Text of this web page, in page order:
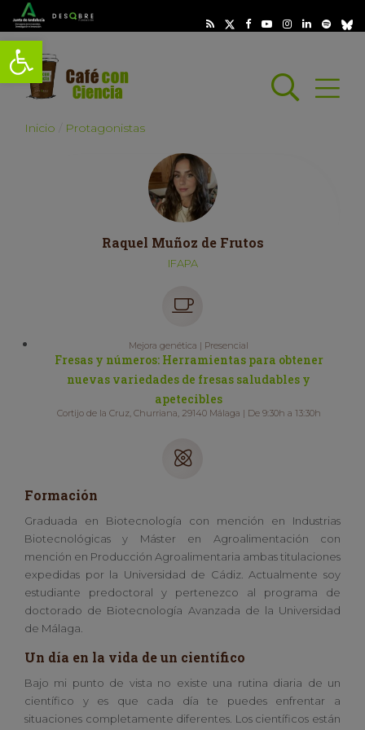
Abrir barra de herramientas
Abrir
Inicio Protagonistas
Raquel Muñoz de Frutos
IFAPA
Mejora genética | Presencial
Fresas y números: Herramientas para obtener
nuevas variedades de fresas saludables y
apetecibles
Cortijo de la Cruz, Churriana, 29140 Málaga | De 9:30h a 13:30h
Formación
Graduada en Biotecnología con mención en Industrias
Biotecnológicas y Máster en Agroalimentación con
mención en Producción Agroalimentaria ambas titulaciones
expedidas por la Universidad de Cádiz. Actualmente soy
estudiante predoctoral y pertenezco al programa de
doctorado de Biotecnología Avanzada de la Universidad
de Málaga.
Un día en la vida de un científico
Bajo mi punto de vista no existe una rutina diaria de un
científico y es que cada día te puedes enfrentar a
situaciones completamente diferentes. Los científicos están